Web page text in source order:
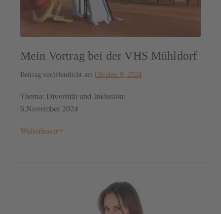
Mein Vortrag bei der VHS Mühldorf
Beitrag veröffentlicht amOktober 9, 2024
Thema: Diversität und Inklusion:
6.November 2024
Weiterlesen